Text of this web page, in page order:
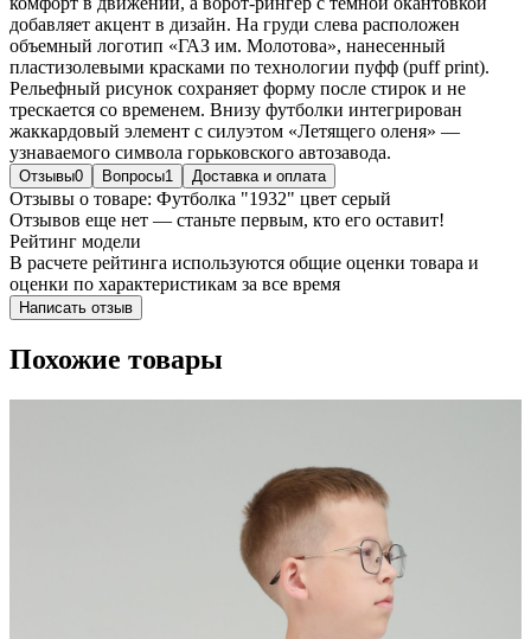
добавляет акцент в дизайн. На груди слева расположен
объемный логотип «ГАЗ им. Молотова», нанесенный
пластизолевыми красками по технологии пуфф (puff print).
Рельефный рисунок сохраняет форму после стирок и не
трескается со временем. Внизу футболки интегрирован
жаккардовый элемент с силуэтом «Летящего оленя» —
узнаваемого символа горьковского автозавода.
Отзывы0 Вопросы1 Доставка и оплата
Отзывы о товаре: Футболка "1932" цвет серый
Отзывов еще нет — станьте первым, кто его оставит!
Рейтинг модели
В расчете рейтинга используются общие оценки товара и
оценки по характеристикам за все время
Написать отзыв
Похожие товары